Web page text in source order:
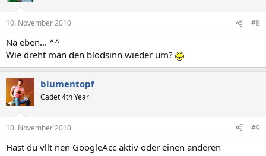
10. November 2010 #8
Na eben... ^^
Wie dreht man den blödsinn wieder um?
blumentopf
Cadet 4th Year
10. November 2010 #9
Hast du vllt nen GoogleAcc aktiv oder einen anderen